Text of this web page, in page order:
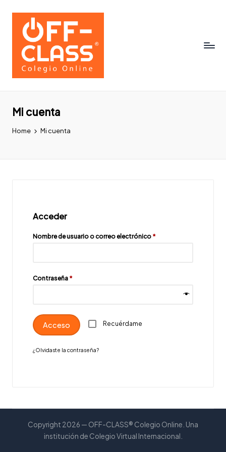
Mi cuenta
Home Mi cuenta
Acceder
Nombre de usuario o correo electrónico *
Contraseña *
Recuérdame
Acceso
¿Olvidaste la contraseña?
Copyright 2026 — OFF-CLASS® Colegio Online. Una
institución de Colegio Virtual Internacional.